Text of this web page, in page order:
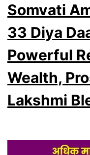
Somvati
33 Diya
Powerful
Wealth,
Lakshmi